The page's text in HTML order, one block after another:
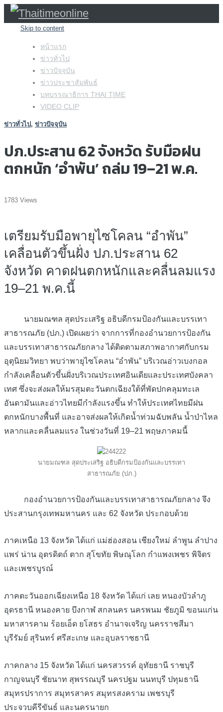
Skip to content
หน้าแรก
ข่าวทั่วไป
ข่าวปัจจุบัน
ข่าวประชาสัมพันธ์
บทบรรณาธิการ THAI TIME
VIDEO CLIP
ข่าวทั่วไป, ข่าวปัจจุบัน
ปภ.ประสาน 62 จังหวัด รับมือฝน
ตกหนัก ‘อำพัน’ ถล่ม 19–21 พ.ค.
1783 Views
เตรียมรับมือพายุไซโคลน “อำพัน”
เคลื่อนตัวขึ้นฝั่ง ปภ.ประสาน 62
จังหวัด คาดฝนตกหนักและคลื่นลมแรง
19–21 พ.ค.นี้
นายมณฑล สุดประเสริฐ อธิบดีกรมป้องกันและบรรเทา
สาธารณภัย (ปภ.) เปิดเผยว่า จากการที่กองอำนวยการป้องกัน
และบรรเทาสาธารณภัยกลาง ได้ติดตามสภาพอากาศกับกรม
อุตุนิยมวิทยา พบว่าพายุไซโคลน “อำพัน” บริเวณอ่าวเบงกอล
กำลังเคลื่อนตัวขึ้นฝั่งบริเวณประเทศอินเดียและประเทศบังคลา
เทศ ซึ่งจะส่งผลให้มรสุมตะวันตกเฉียงใต้ที่พัดปกคลุมทะเล
อันดามันและอ่าวไทยมีกำลังแรงขึ้น ทำให้ประเทศไทยมีฝน
ตกหนักบางพื้นที่ และอาจส่งผลให้เกิดน้ำท่วมฉับพลัน น้ำป่าไหล
หลากและคลื่นลมแรง ในช่วงวันที่ 19–21 พฤษภาคมนี้
นายมณฑล สุดประเสริฐ อธิบดีกรมป้องกันและบรรเทา
สาธารณภัย (ปภ.)
กองอำนวยการป้องกันและบรรเทาสาธารณภัยกลาง จึง
ประสานกรุงเทพมหานคร และ 62 จังหวัด ประกอบด้วย
ภาคเหนือ 13 จังหวัด ได้แก่ แม่ฮ่องสอน เชียงใหม่ ลำพูน ลำปาง
แพร่ น่าน อุตรดิตถ์ ตาก สุโขทัย พิษณุโลก กำแพงเพชร พิจิตร
และเพชรบูรณ์
ภาคตะวันออกเฉียงเหนือ 18 จังหวัด ได้แก่ เลย หนองบัวลำภู
อุดรธานี หนองคาย บึงกาฬ สกลนคร นครพนม ชัยภูมิ ขอนแก่น
มหาสารคาม ร้อยเอ็ด ยโสธร อำนาจเจริญ นครราชสีมา
บุรีรัมย์ สุรินทร์ ศรีสะเกษ และอุบลราชธานี
ภาคกลาง 15 จังหวัด ได้แก่ นครสวรรค์ อุทัยธานี ราชบุรี
กาญจนบุรี ชัยนาท สุพรรณบุรี นครปฐม นนทบุรี ปทุมธานี
สมุทรปราการ สมุทรสาคร สมุทรสงคราม เพชรบุรี
ประจวบคีรีขันธ์ และนครนายก